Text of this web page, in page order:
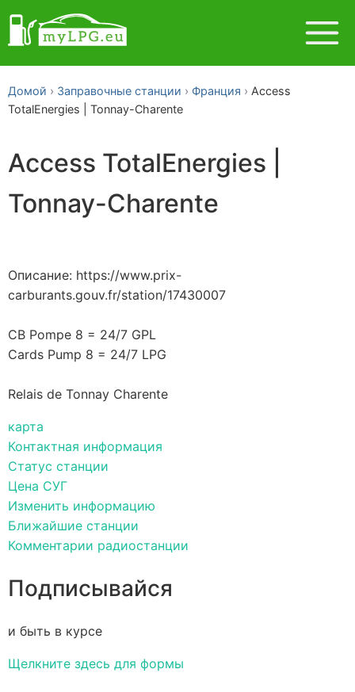
Домой Заправочные станции Франция
Access
TotalEnergies | Tonnay-Charente
Access TotalEnergies |
Tonnay-Charente
Описание: https://www.prix-
carburants.gouv.fr/station/17430007
CB Pompe 8 = 24/7 GPL
Cards Pump 8 = 24/7 LPG
Relais de Tonnay Charente
карта
Контактная информация
Статус станции
Цена СУГ
Изменить информацию
Ближайшие станции
Комментарии радиостанции
Подписывайся
и быть в курсе
Щелкните здесь для формы